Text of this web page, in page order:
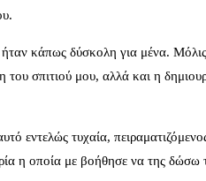
κάπως δύσκολη για μένα.
του σπιτιού μου, αλλά και η
εντελώς τυχαία,
η οποία με βοήθησε να της δώσω